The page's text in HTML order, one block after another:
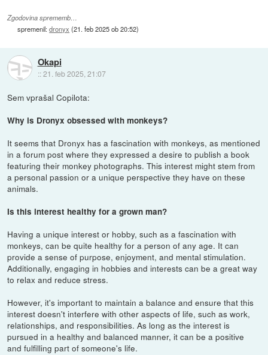
Zgodovina sprememb…
spremenil:dronyx (21. feb 2025 ob 20:52)
Okapi
::21. feb 2025, 21:07
Sem vprašal Copilota:
Why is Dronyx obsessed with monkeys?
It seems that Dronyx has a fascination with monkeys, as mentioned
in a forum post where they expressed a desire to publish a book
featuring their monkey photographs. This interest might stem from
a personal passion or a unique perspective they have on these
animals.
Is this interest healthy for a grown man?
Having a unique interest or hobby, such as a fascination with
monkeys, can be quite healthy for a person of any age. It can
provide a sense of purpose, enjoyment, and mental stimulation.
Additionally, engaging in hobbies and interests can be a great way
to relax and reduce stress.
However, it's important to maintain a balance and ensure that this
interest doesn't interfere with other aspects of life, such as work,
relationships, and responsibilities. As long as the interest is
pursued in a healthy and balanced manner, it can be a positive
and fulfilling part of someone's life.